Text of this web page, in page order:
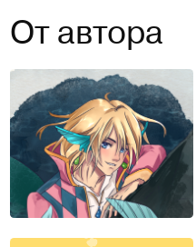
От автора